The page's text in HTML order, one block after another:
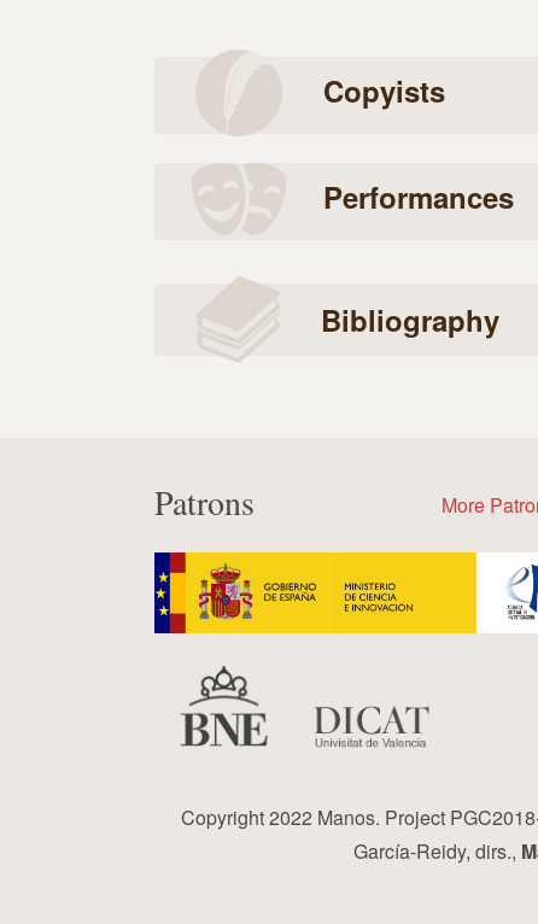
Copyists
Performances
Bibliography
Patrons More
Copyright 2022 Manos. Project
García-Reidy, dirs.,